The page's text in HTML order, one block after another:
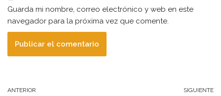
Guarda mi nombre, correo electrónico y web en este
navegador para la próxima vez que comente.
ANTERIOR SIGUIENTE